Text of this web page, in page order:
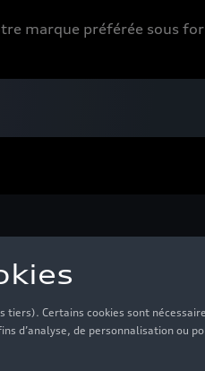
marque préférée sous
argent,